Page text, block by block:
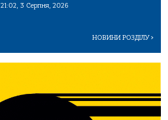
21:02, 3 Серпня, 2026
НОВИНИ РОЗДІЛУ>